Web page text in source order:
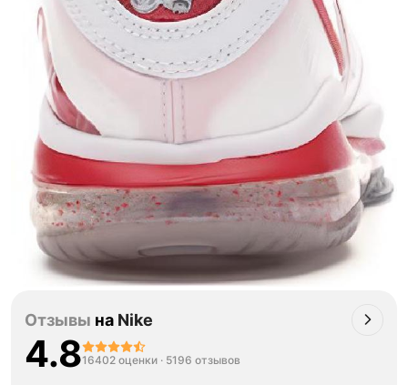
Отзывы на Nike
4.816402 оценки · 5196 отзывов